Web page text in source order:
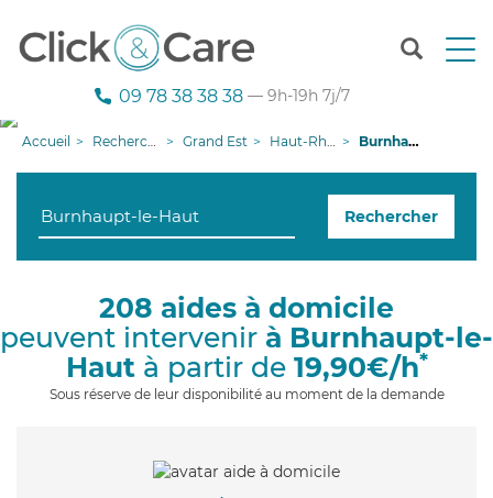
T
n
g
i
09 78 38 38 38 — 9h-19h 7j/7
Accueil Recherche aide à domicile Grand Est Haut-Rhin Burnhaupt-le-Haut
Rechercher
208 aides à domicile
peuvent intervenir à Burnhaupt-le-
Hautà partir de 19,90€/h*
Sous réserve de leur disponibilité au moment de la demande